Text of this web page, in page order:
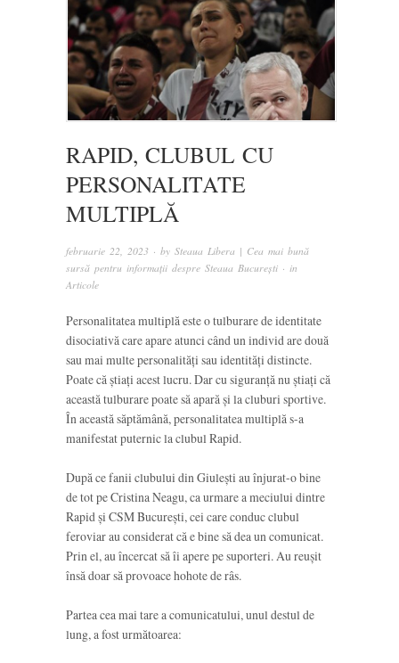
RAPID, CLUBUL CU
PERSONALITATE
MULTIPLĂ
februarie 22, 2023 · by Steaua Libera | Cea mai bună
sursă pentru informații despre Steaua București · in
Articole
Personalitatea multiplă este o tulburare de identitate
disociativă care apare atunci când un individ are două
sau mai multe personalități sau identități distincte.
Poate că știați acest lucru. Dar cu siguranță nu știați că
această tulburare poate să apară și la cluburi sportive.
În această săptămână, personalitatea multiplă s-a
manifestat puternic la clubul Rapid.
După ce fanii clubului din Giulești au înjurat-o bine
de tot pe Cristina Neagu, ca urmare a meciului dintre
Rapid și CSM București, cei care conduc clubul
feroviar au considerat că e bine să dea un comunicat.
Prin el, au încercat să îi apere pe suporteri. Au reușit
însă doar să provoace hohote de râs.
Partea cea mai tare a comunicatului, unul destul de
lung, a fost următoarea: